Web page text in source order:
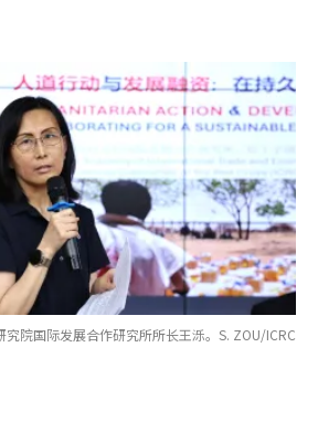
究院国际发展合作研究所所长王泺。S. ZOU/ICRC